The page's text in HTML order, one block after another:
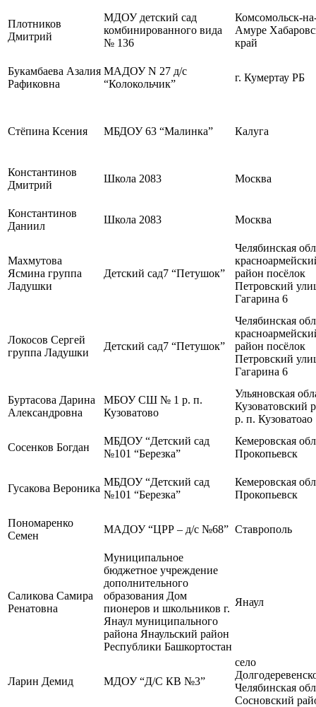
Плотников
Дмитрий
МДОУ детский сад
комбинированного вида
№ 136
Комсомольск-
Амуре
край
Букамбаева Азалия
Рафиковна
МАДОУ N 27 д/с
“Колокольчик”
г. Кумертау РБ
Стёпина Ксения МБДОУ 63 “Малинка” Калуга
Константинов
Дмитрий
Школа 2083 Москва
Константинов
Даниил
Школа 2083 Москва
Махмутова
Ясмина группа
Ладушки
Детский сад7 “Петушок”
Челябинская
район посёлок
Петровский
Гагарина 6
Локосов Сергей
группа Ладушки
Детский сад7 “Петушок”
Челябинская
район посёлок
Петровский
Гагарина 6
Буртасова Дарина
Александровна
МБОУ СШ № 1 р. п.
Кузоватово
Ульяновская
Кузоватовский
р. п. Кузоватоао
Сосенков Богдан
МБДОУ “Детский сад
№101 “Березка”
Кемеровская
Прокопьевск
Гусакова Вероника
МБДОУ “Детский сад
№101 “Березка”
Кемеровская
Прокопьевск
Пономаренко
Семен
МАДОУ “ЦРР – д/с №68” Ставрополь
Саликова Самира
Ренатовна
Муниципальное
бюджетное учреждение
дополнительного
образования Дом
пионеров и школьников г.
Янаул муниципального
района Янаульский район
Республики Башкортостан
Янаул
Ларин Демид МДОУ “Д/С КВ №3”
село
Челябинская
Сосновский